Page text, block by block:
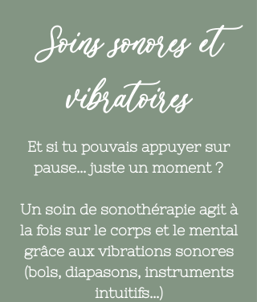
Soins sonores et
vibratoires
Et si tu pouvais appuyer sur
pause... juste un moment ?
Un soin de sonothérapie agit à
la fois sur le corps et le mental
grâce aux vibrations sonores
(bols, diapasons, instruments
intuitifs...)